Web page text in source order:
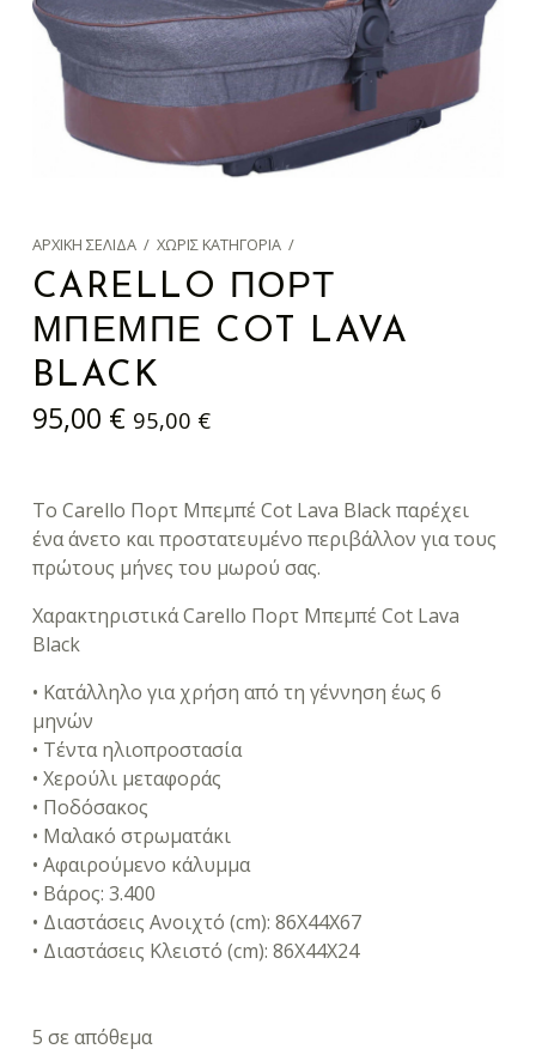
ΑΡΧΙΚΉ ΣΕΛΊΔΑ / ΧΩΡΊΣ ΚΑΤΗΓΟΡΊΑ /
CARELLO ΠΟΡΤ
ΜΠΕΜΠΈ COT LAVA
BLACK
95,00 € 95,00 €
Το Carello Πορτ Μπεμπέ Cot Lava Black παρέχει
ένα άνετο και προστατευμένο περιβάλλον για τους
πρώτους μήνες του μωρού σας.
Χαρακτηριστικά Carello Πορτ Μπεμπέ Cot Lava
Black
• Κατάλληλο για χρήση από τη γέννηση έως 6
μηνών
• Τέντα ηλιοπροστασία
• Χερούλι μεταφοράς
• Ποδόσακος
• Μαλακό στρωματάκι
• Αφαιρούμενο κάλυμμα
• Βάρος: 3.400
• Διαστάσεις Ανοιχτό (cm): 86Χ44Χ67
• Διαστάσεις Κλειστό (cm): 86Χ44Χ24
5 σε απόθεμα